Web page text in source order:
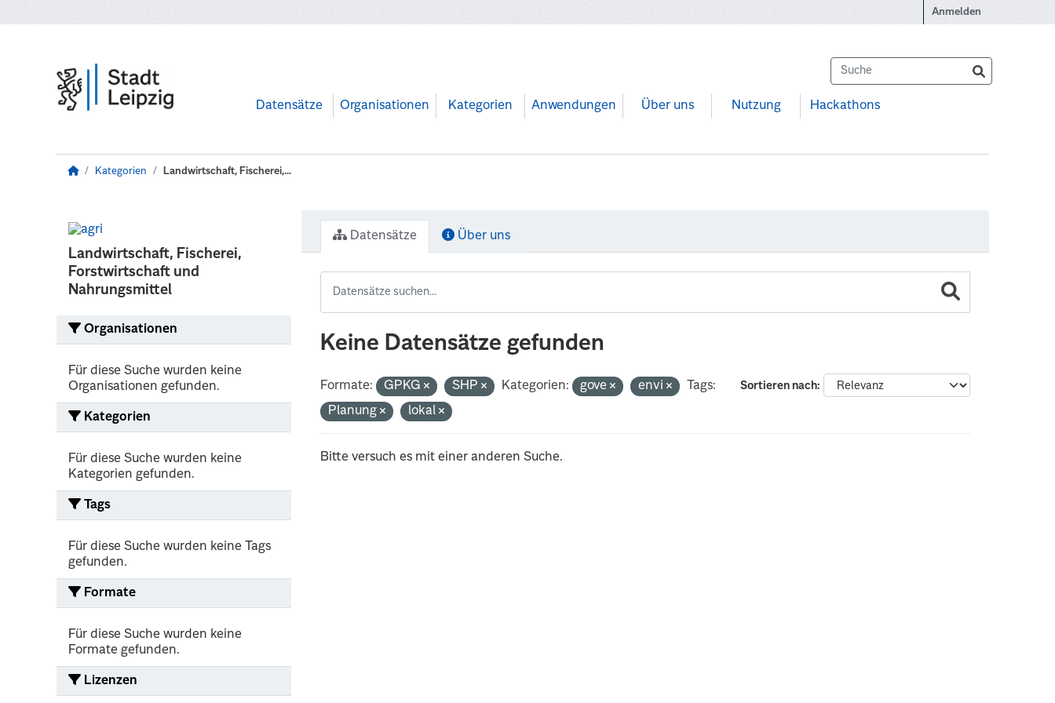
Anmelden
Datensätze Organisationen Kategorien Anwendungen Über uns Nutzung Hackathons
Kategorien Landwirtschaft, Fischerei,...
Landwirtschaft, Fischerei,
Forstwirtschaft und
Nahrungsmittel
Organisationen
Für diese Suche wurden keine
Organisationen gefunden.
Kategorien
Für diese Suche wurden keine
Kategorien gefunden.
Tags
Für diese Suche wurden keine Tags
gefunden.
Formate
Für diese Suche wurden keine
Formate gefunden.
Lizenzen
Datensätze Über uns
Keine Datensätze gefunden
Sortieren nach
Formate: GPKG SHP Kategorien: gove envi
Tags:
Planung
lokal
Bitte versuch es mit einer anderen Suche.